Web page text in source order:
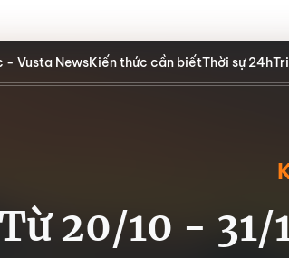
- Vusta NewsKiến thức cần biếtThời sự 24h
20/10 - 31/